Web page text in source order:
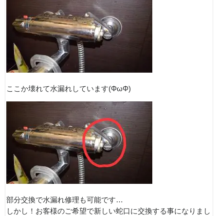
ここか壊れて水漏れしています(ΦωΦ)
部分交換で水漏れ修理も可能です…
しかし！お客様のご希望で新しい蛇口に交換する事になりまし